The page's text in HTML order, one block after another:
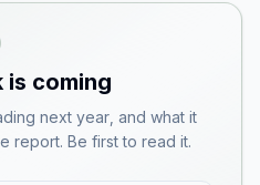
is coming
next year, and what it
report. Be first to read it.